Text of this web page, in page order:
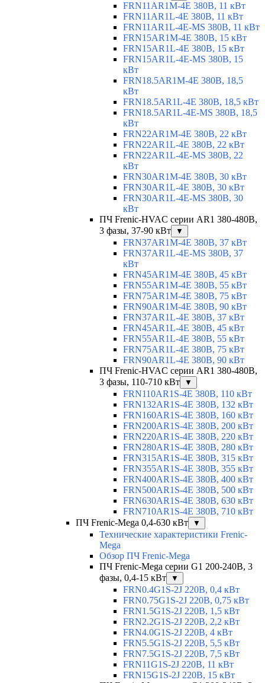
FRN11AR1M-4E 380В, 11 кВт
FRN11AR1L-4E 380В, 11 кВт
FRN11AR1L-4E-MS 380В, 11 кВт
FRN15AR1M-4E 380В, 15 кВт
FRN15AR1L-4E 380В, 15 кВт
FRN15AR1L-4E-MS 380В, 15
кВт
FRN18.5AR1M-4E 380В, 18,5
кВт
FRN18.5AR1L-4E 380В, 18,5 кВт
FRN18.5AR1L-4E-MS 380В, 18,5
кВт
FRN22AR1M-4E 380В, 22 кВт
FRN22AR1L-4E 380В, 22 кВт
FRN22AR1L-4E-MS 380В, 22
кВт
FRN30AR1M-4E 380В, 30 кВт
FRN30AR1L-4E 380В, 30 кВт
FRN30AR1L-4E-MS 380В, 30
кВт
ПЧ Frenic-HVAC серии AR1 380-480В,
3 фазы, 37-90 кВт
▼
FRN37AR1M-4E 380В, 37 кВт
FRN37AR1L-4E-MS 380В, 37
кВт
FRN45AR1M-4E 380В, 45 кВт
FRN55AR1M-4E 380В, 55 кВт
FRN75AR1M-4E 380В, 75 кВт
FRN90AR1M-4E 380В, 90 кВт
FRN37AR1L-4E 380В, 37 кВт
FRN45AR1L-4E 380В, 45 кВт
FRN55AR1L-4E 380В, 55 кВт
FRN75AR1L-4E 380В, 75 кВт
FRN90AR1L-4E 380В, 90 кВт
ПЧ Frenic-HVAC серии AR1 380-480В,
3 фазы, 110-710 кВт
▼
FRN110AR1S-4E 380В, 110 кВт
FRN132AR1S-4E 380В, 132 кВт
FRN160AR1S-4E 380В, 160 кВт
FRN200AR1S-4E 380В, 200 кВт
FRN220AR1S-4E 380В, 220 кВт
FRN280AR1S-4E 380В, 280 кВт
FRN315AR1S-4E 380В, 315 кВт
FRN355AR1S-4E 380В, 355 кВт
FRN400AR1S-4E 380В, 400 кВт
FRN500AR1S-4E 380В, 500 кВт
FRN630AR1S-4E 380В, 630 кВт
FRN710AR1S-4E 380В, 710 кВт
ПЧ Frenic-Mega 0,4-630 кВт
▼
Технические характеристики Frenic-
Mega
Обзор ПЧ Frenic-Mega
ПЧ Frenic-Mega серии G1 200-240В, 3
фазы, 0,4-15 кВт
▼
FRN0.4G1S-2J 220В, 0,4 кВт
FRN0.75G1S-2J 220В, 0,75 кВт
FRN1.5G1S-2J 220В, 1,5 кВт
FRN2.2G1S-2J 220В, 2,2 кВт
FRN4.0G1S-2J 220В, 4 кВт
FRN5.5G1S-2J 220В, 5,5 кВт
FRN7.5G1S-2J 220В, 7,5 кВт
FRN11G1S-2J 220В, 11 кВт
FRN15G1S-2J 220В, 15 кВт